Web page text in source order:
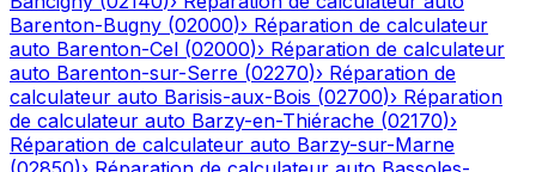
Barenton-Bugny (02000)› Réparation de calculateur
auto Barenton-Cel (02000)› Réparation de calculateur
auto Barenton-sur-Serre (02270)› Réparation de
calculateur auto Barisis-aux-Bois (02700)› Réparation
de calculateur auto Barzy-en-Thiérache (02170)›
Réparation de calculateur auto Barzy-sur-Marne